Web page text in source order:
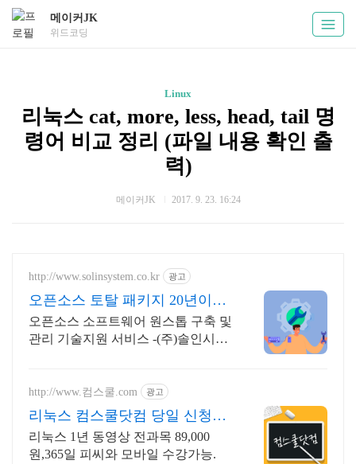
메이커JK
위드코딩
Linux
리눅스 cat, more, less, head, tail 명
령어 비교 정리 (파일 내용 확인 출
력)
메이커JK 2017. 9. 23. 16:24
http://www.solinsystem.co.kr 광고
오픈소스 토탈 패키지 20년이상
기술지원 노하우
오픈소스 소프트웨어 원스톱 구축 및
관리 기술지원 서비스 -(주)솔인시스
http://www.컴스쿨.com 광고
리눅스 컴스쿨닷컴 당일 신청&
결제시 기프티콘!
리눅스 1년 동영상 전과목 89,000
원,365일 피씨와 모바일 수강가능.